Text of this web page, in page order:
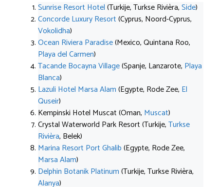
Sunrise Resort Hotel(Turkije, Turkse Rivièra,Side)
Concorde Luxury Resort(Cyprus, Noord-Cyprus,
Vokolidha)
Ocean Riviera Paradise(Mexico, Quintana Roo,
Playa del Carmen)
Tacande Bocayna Village(Spanje, Lanzarote, Playa
Blanca)
Lazuli Hotel Marsa Alam(Egypte, Rode Zee, El
Quseir)
Kempinski Hotel Muscat (Oman, Muscat)
Crystal Waterworld Park Resort (Turkije,Turkse
Rivièra, Belek)
Marina Resort Port Ghalib(Egypte, Rode Zee,
Marsa Alam)
Delphin Botanik Platinum(Turkije, Turkse Rivièra,
Alanya)